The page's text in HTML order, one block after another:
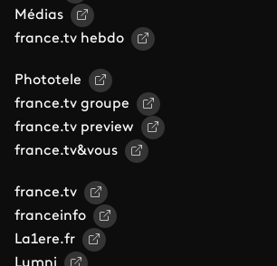
Médias
france.tv hebdo
Phototele
france.tv groupe
france.tv preview
france.tv&vous
france.tv
franceinfo
La1ere.fr